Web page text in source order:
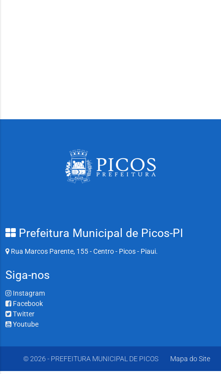
Prefeitura Municipal de Picos-PI
Rua Marcos Parente, 155 - Centro - Picos - Piaui.
Siga-nos
Instagram
Facebook
Twitter
Youtube
© 2026 - PREFEITURA MUNICIPAL DE PICOS Mapa do Site